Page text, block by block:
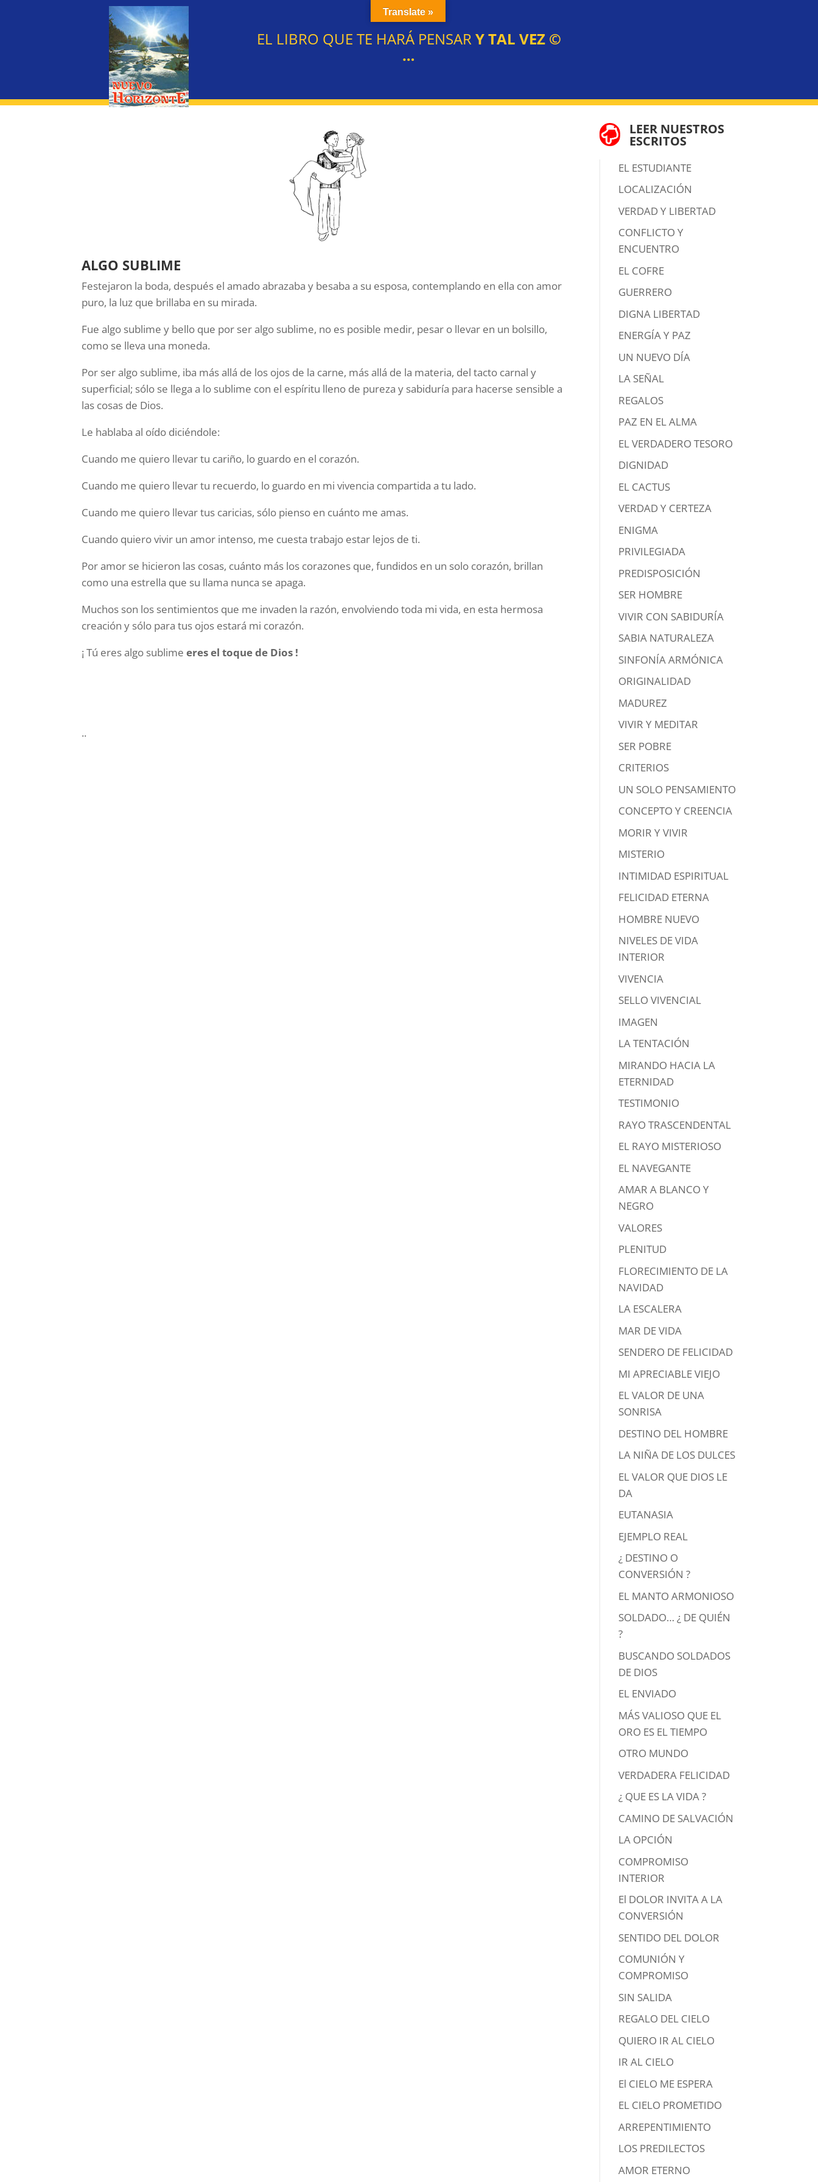
EL LIBRO QUE TE HARÁ PENSARY TAL VEZ ©
…
ALGO SUBLIME
Festejaron la boda, después el amado abrazaba y besaba a su esposa, contemplando en ella con amor
puro, la luz que brillaba en su mirada.
Fue algo sublime y bello que por ser algo sublime, no es posible medir, pesar o llevar en un bolsillo,
como se lleva una moneda.
Por ser algo sublime, iba más allá de los ojos de la carne, más allá de la materia, del tacto carnal y
superficial; sólo se llega a lo sublime con el espíritu lleno de pureza y sabiduría para hacerse sensible a
las cosas de Dios.
Le hablaba al oído diciéndole:
Cuando me quiero llevar tu cariño, lo guardo en el corazón.
Cuando me quiero llevar tu recuerdo, lo guardo en mi vivencia compartida a tu lado.
Cuando me quiero llevar tus caricias, sólo pienso en cuánto me amas.
Cuando quiero vivir un amor intenso, me cuesta trabajo estar lejos de ti.
Por amor se hicieron las cosas, cuánto más los corazones que, fundidos en un solo corazón, brillan
como una estrella que su llama nunca se apaga.
Muchos son los sentimientos que me invaden la razón, envolviendo toda mi vida, en esta hermosa
creación y sólo para tus ojos estará mi corazón.
¡ Tú eres algo sublimeeres el toque de Dios !
..
 LEER NUESTROS
ESCRITOS
EL ESTUDIANTE
LOCALIZACIÓN
VERDAD Y LIBERTAD
CONFLICTO Y
ENCUENTRO
EL COFRE
GUERRERO
DIGNA LIBERTAD
ENERGÍA Y PAZ
UN NUEVO DÍA
LA SEÑAL
REGALOS
PAZ EN EL ALMA
EL VERDADERO TESORO
DIGNIDAD
EL CACTUS
VERDAD Y CERTEZA
ENIGMA
PRIVILEGIADA
PREDISPOSICIÓN
SER HOMBRE
VIVIR CON SABIDURÍA
SABIA NATURALEZA
SINFONÍA ARMÓNICA
ORIGINALIDAD
MADUREZ
VIVIR Y MEDITAR
SER POBRE
CRITERIOS
UN SOLO PENSAMIENTO
CONCEPTO Y CREENCIA
MORIR Y VIVIR
MISTERIO
INTIMIDAD ESPIRITUAL
FELICIDAD ETERNA
HOMBRE NUEVO
NIVELES DE VIDA
INTERIOR
VIVENCIA
SELLO VIVENCIAL
IMAGEN
LA TENTACIÓN
MIRANDO HACIA LA
ETERNIDAD
TESTIMONIO
RAYO TRASCENDENTAL
EL RAYO MISTERIOSO
EL NAVEGANTE
AMAR A BLANCO Y
NEGRO
VALORES
PLENITUD
FLORECIMIENTO DE LA
NAVIDAD
LA ESCALERA
MAR DE VIDA
SENDERO DE FELICIDAD
MI APRECIABLE VIEJO
EL VALOR DE UNA
SONRISA
DESTINO DEL HOMBRE
LA NIÑA DE LOS DULCES
EL VALOR QUE DIOS LE
DA
EUTANASIA
EJEMPLO REAL
¿ DESTINO O
CONVERSIÓN ?
EL MANTO ARMONIOSO
SOLDADO… ¿ DE QUIÉN
?
BUSCANDO SOLDADOS
DE DIOS
EL ENVIADO
MÁS VALIOSO QUE EL
ORO ES EL TIEMPO
OTRO MUNDO
VERDADERA FELICIDAD
¿ QUE ES LA VIDA ?
CAMINO DE SALVACIÓN
LA OPCIÓN
COMPROMISO
INTERIOR
El DOLOR INVITA A LA
CONVERSIÓN
SENTIDO DEL DOLOR
COMUNIÓN Y
COMPROMISO
SIN SALIDA
REGALO DEL CIELO
QUIERO IR AL CIELO
IR AL CIELO
El CIELO ME ESPERA
EL CIELO PROMETIDO
ARREPENTIMIENTO
LOS PREDILECTOS
AMOR ETERNO
Translate »